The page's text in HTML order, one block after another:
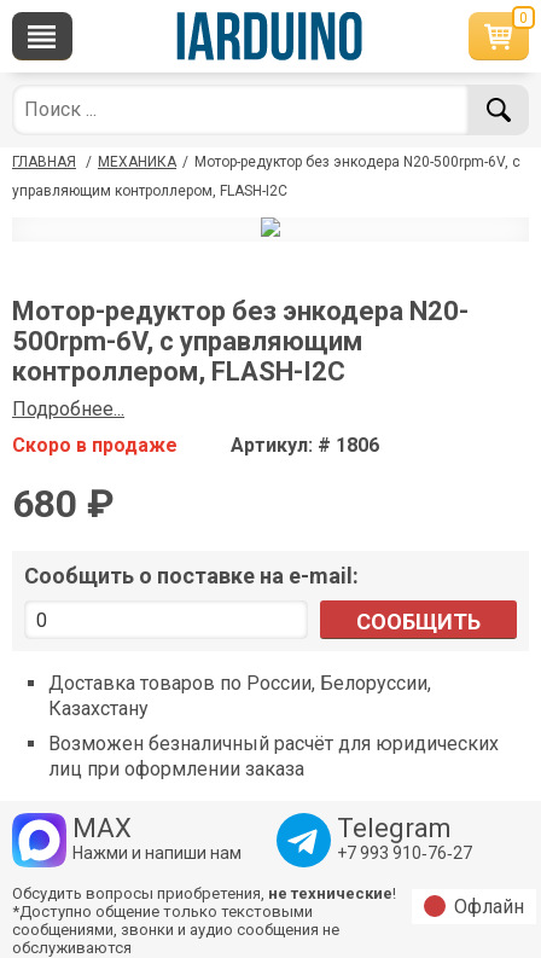
0
ГЛАВНАЯ / МЕХАНИКА / Мотор-редуктор без энкодера N20-500rpm-6V, с
управляющим контроллером, FLASH-I2C
Мотор-редуктор без энкодера N20-
500rpm-6V, с управляющим
контроллером, FLASH-I2C
Подробнее...
Скоро в продаже
Артикул: # 1806
680 ₽
Сообщить о поставке на e-mail:
СООБЩИТЬ
Доставка товаров по России, Белоруссии,
Казахстану
Возможен безналичный расчёт для юридических
лиц при оформлении заказа
MAX
Нажми и напиши нам
Telegram
+7 993 910‑76‑27
Обсудить вопросы приобретения, не технические!
*Доступно общение только текстовыми
сообщениями, звонки и аудио сообщения не
обслуживаются
Офлайн
×
По вопросам приобретения товара
*Доступно общение только текстовыми
сообщениями, звонки и аудио сообщения не
обслуживаются
По техническим вопросам
Консультант
shop@iarduino.ru